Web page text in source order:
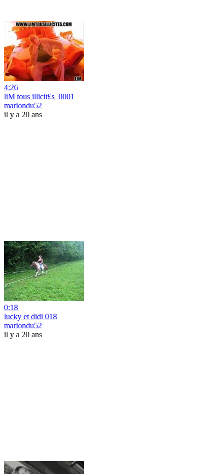
4:26
liM tous illicit£s_0001
mariondu52
il y a 20 ans
0:18
lucky et didi 018
mariondu52
il y a 20 ans